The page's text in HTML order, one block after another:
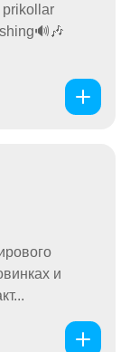
prikollar
и